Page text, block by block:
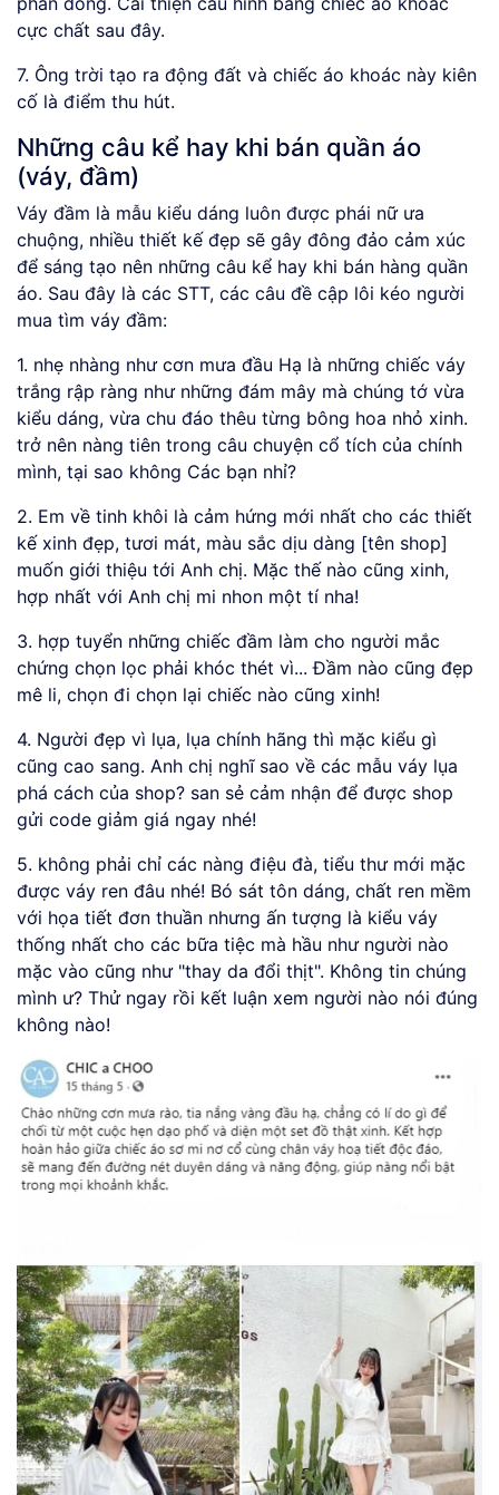
cực chất sau đây.
7. Ông trời tạo ra động đất và chiếc áo khoác này kiên
cố là điểm thu hút.
Những câu kể hay khi bán quần áo
(váy, đầm)
Váy đầm là mẫu kiểu dáng luôn được phái nữ ưa
chuộng, nhiều thiết kế đẹp sẽ gây đông đảo cảm xúc
để sáng tạo nên những câu kể hay khi bán hàng quần
áo. Sau đây là các STT, các câu đề cập lôi kéo người
mua tìm váy đầm:
1. nhẹ nhàng như cơn mưa đầu Hạ là những chiếc váy
trắng rập ràng như những đám mây mà chúng tớ vừa
kiểu dáng, vừa chu đáo thêu từng bông hoa nhỏ xinh.
trở nên nàng tiên trong câu chuyện cổ tích của chính
mình, tại sao không Các bạn nhỉ?
2. Em về tinh khôi là cảm hứng mới nhất cho các thiết
kế xinh đẹp, tươi mát, màu sắc dịu dàng [tên shop]
muốn giới thiệu tới Anh chị. Mặc thế nào cũng xinh,
hợp nhất với Anh chị mi nhon một tí nha!
3. hợp tuyển những chiếc đầm làm cho người mắc
chứng chọn lọc phải khóc thét vì... Đầm nào cũng đẹp
mê li, chọn đi chọn lại chiếc nào cũng xinh!
4. Người đẹp vì lụa, lụa chính hãng thì mặc kiểu gì
cũng cao sang. Anh chị nghĩ sao về các mẫu váy lụa
phá cách của shop? san sẻ cảm nhận để được shop
gửi code giảm giá ngay nhé!
5. không phải chỉ các nàng điệu đà, tiểu thư mới mặc
được váy ren đâu nhé! Bó sát tôn dáng, chất ren mềm
với họa tiết đơn thuần nhưng ấn tượng là kiểu váy
thống nhất cho các bữa tiệc mà hầu như người nào
mặc vào cũng như "thay da đổi thịt". Không tin chúng
mình ư? Thử ngay rồi kết luận xem người nào nói đúng
không nào!